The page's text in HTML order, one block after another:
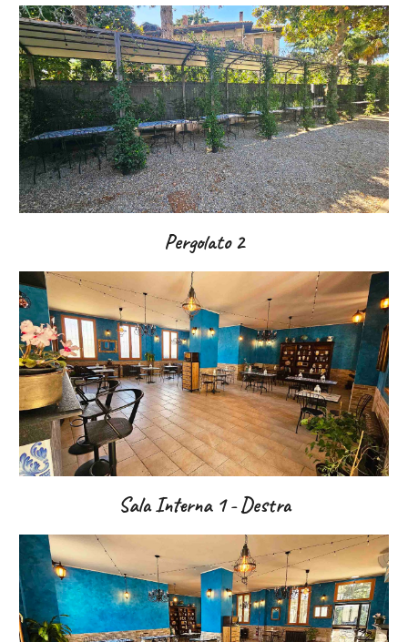
Pergolato 2
Sala Interna 1 - Destra